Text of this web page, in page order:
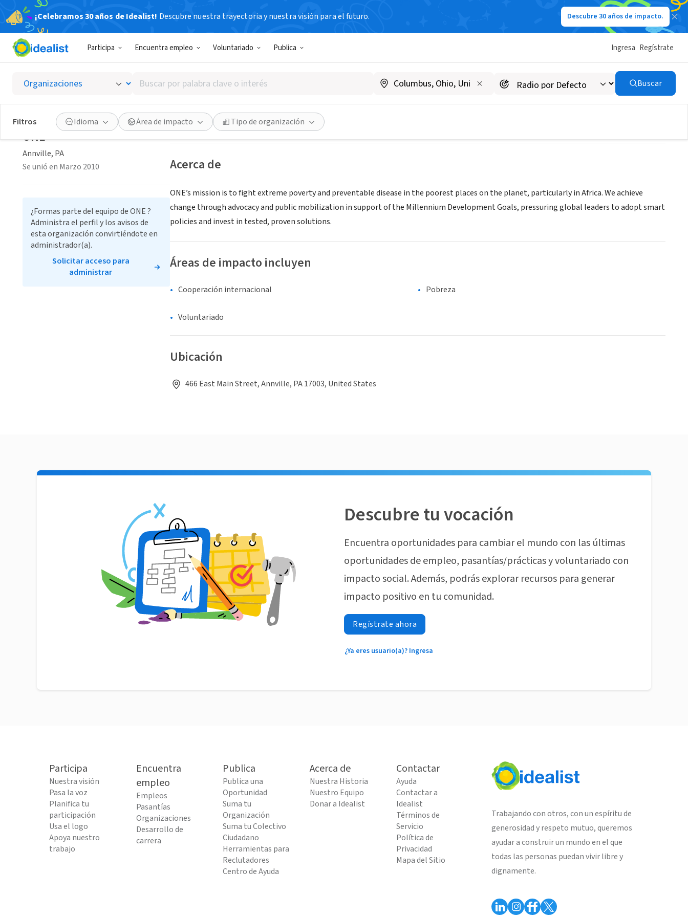
¡Celebramos 30 años de Idealist! Descubre nuestra trayectoria y nuestra visión para el futuro. Descubre 30 años de impacto.
Participa Encuentra empleo Voluntariado Publica Ingresa Regístrate
Buscar
por
palabra
clave
o
interés
Buscar
Filtros Idioma Área de impacto Tipo de organización
ONE
Annville, PA |www.one.org
Guardar Compartir
Acerca de
ONE’s mission is to fight extreme poverty and preventable disease in the poorest places on the planet, particularly in Africa. We achieve
change through advocacy and public mobilization in support of the Millennium Development Goals, pressuring global leaders to adopt smart
policies and invest in tested, proven solutions.
Áreas de impacto incluyen
Cooperación internacional Pobreza
Voluntariado
Ubicación
466 East Main Street, Annville, PA 17003, United States
ONE
Annville, PA
Se unió en Marzo 2010
¿Formas parte del equipo de ONE ?
Administra el perfil y los avisos de
esta organización convirtiéndote en
administrador(a).
Solicitar acceso para
administrar
Descubre tu vocación
Encuentra oportunidades para cambiar el mundo con las últimas
oportunidades de empleo, pasantías/prácticas y voluntariado con
impacto social. Además, podrás explorar recursos para generar
impacto positivo en tu comunidad.
Regístrate ahora
¿Ya eres usuario(a)? Ingresa
Participa
Nuestra visión
Pasa la voz
Planifica tu
participación
Usa el logo
Apoya nuestro
trabajo
Encuentra
empleo
Empleos
Pasantías
Organizaciones
Desarrollo de
carrera
Publica
Publica una
Oportunidad
Suma tu
Organización
Suma tu Colectivo
Ciudadano
Herramientas para
Reclutadores
Centro de Ayuda
Acerca de
Nuestra Historia
Nuestro Equipo
Donar a Idealist
Contactar
Ayuda
Contactar a
Idealist
Términos de
Servicio
Política de
Privacidad
Mapa del Sitio
Trabajando con otros, con un espíritu de
generosidad y respeto mutuo, queremos
ayudar a construir un mundo en el que
todas las personas puedan vivir libre y
dignamente.